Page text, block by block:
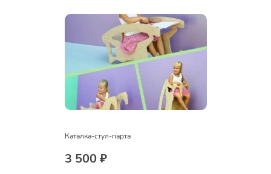
Каталка-стул-парта
3 500 ₽